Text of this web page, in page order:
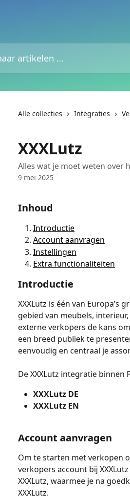
...
Alle collecties Integraties
XXXLutz
Alles wat je moet weten over
9 mei 2025
Inhoud
Introductie
Account aanvragen
Instellingen
Extra functionaliteiten
Introductie
XXXLutz is één van
gebied van meubels,
externe verkopers de kans
een breed publiek te
eenvoudig en centraal je
De XXXLutz integratie
XXXLutz DE
XXXLutz EN
Account aanvragen
Om te starten met verkopen
verkopers account bij
XXXLutz, waarmee je na
XXXLutz.